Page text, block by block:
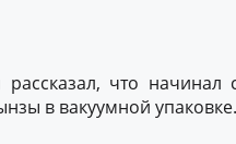
что начинал
в вакуумной упаковке.